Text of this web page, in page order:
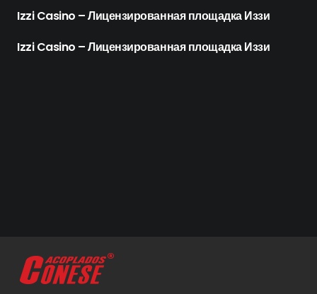
Izzi Casino – Лицензированная площадка Иззи
Izzi Casino – Лицензированная площадка Иззи